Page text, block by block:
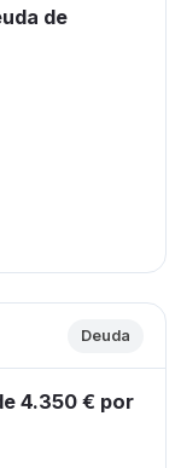
de
Deuda
4.350 € por